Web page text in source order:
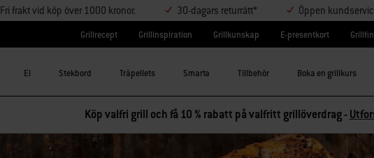
Fri frakt vid köp över 1000 kronor. 30-dagars returrätt* Öppen
Grillrecept Grillinspiration Grillkunskap E-presentkort
El Stekbord Träpellets Smarta Tillbehör Boka en grillkurs
Köp valfri grill och få 10 % rabatt på valfritt grillöverdrag -